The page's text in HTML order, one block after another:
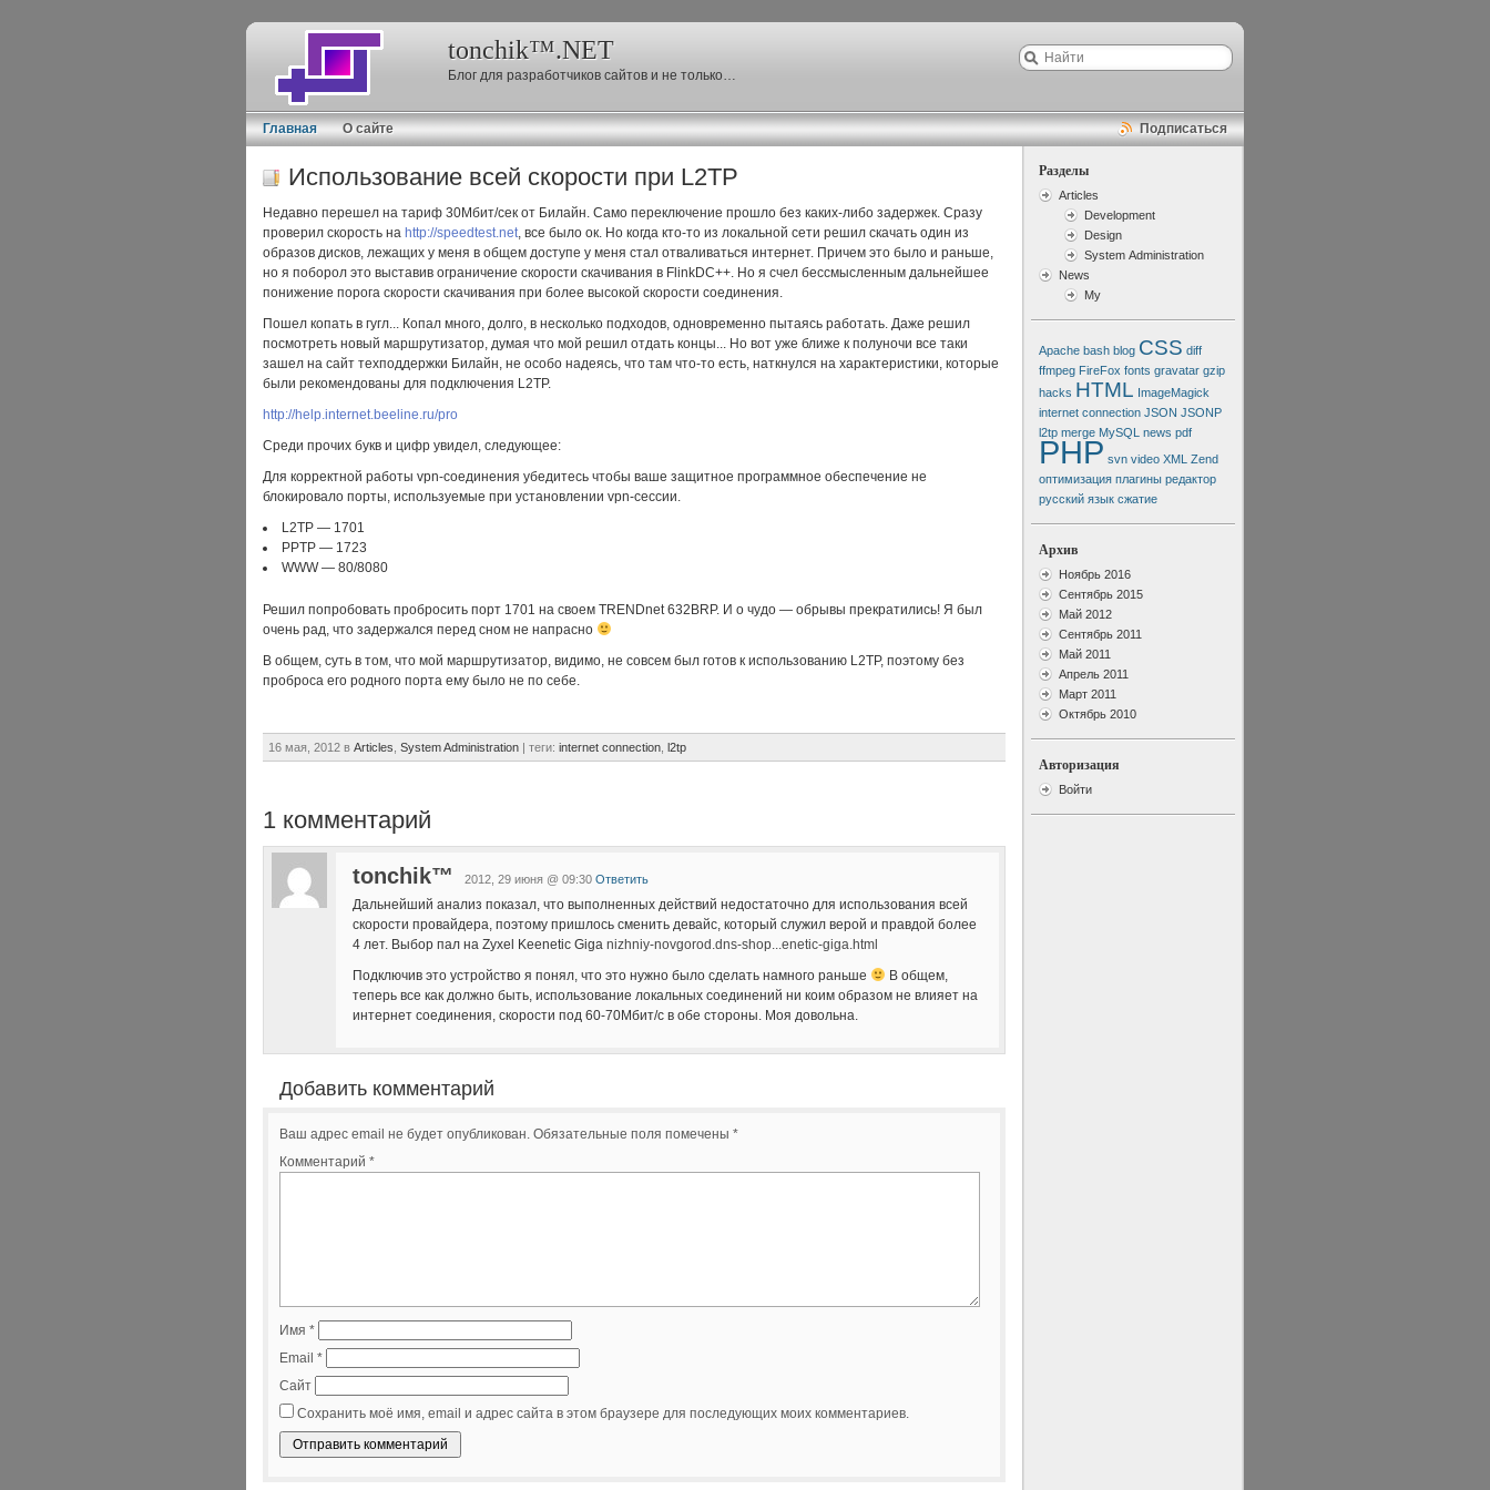
tonchik™.NET
Блог для разработчиков сайтов и не только…
Главная О сайте Подписаться
Использование всей скорости при L2TP
Недавно перешел на тариф 30Мбит/сек от Билайн. Само переключение прошло без каких-либо задержек. Сразу
проверил скорость на http://speedtest.net, все было ок. Но когда кто-то из локальной сети решил скачать один из
образов дисков, лежащих у меня в общем доступе у меня стал отваливаться интернет. Причем это было и раньше,
но я поборол это выставив ограничение скорости скачивания в FlinkDC++. Но я счел бессмысленным дальнейшее
понижение порога скорости скачивания при более высокой скорости соединения.
Пошел копать в гугл... Копал много, долго, в несколько подходов, одновременно пытаясь работать. Даже решил
посмотреть новый маршрутизатор, думая что мой решил отдать концы... Но вот уже ближе к полуночи все таки
зашел на сайт техподдержки Билайн, не особо надеясь, что там что-то есть, наткнулся на характеристики, которые
были рекомендованы для подключения L2TP.
http://help.internet.beeline.ru/pro
Среди прочих букв и цифр увидел, следующее:
Для корректной работы vpn-соединения убедитесь чтобы ваше защитное программное обеспечение не
блокировало порты, используемые при установлении vpn-сессии.
L2TP — 1701
PPTP — 1723
WWW — 80/8080
Решил попробовать пробросить порт 1701 на своем TRENDnet 632BRP. И о чудо — обрывы прекратились! Я был
очень рад, что задержался перед сном не напрасно
В общем, суть в том, что мой маршрутизатор, видимо, не совсем был готов к использованию L2TP, поэтому без
проброса его родного порта ему было не по себе.
16 мая, 2012 в Articles System Administration | теги: internet connection l2tp
1 комментарий
tonchik™ 2012, 29 июня @ 09:30 Ответить
Дальнейший анализ показал, что выполненных действий недостаточно для использования всей
скорости провайдера, поэтому пришлось сменить девайс, который служил верой и правдой более
4 лет. Выбор пал на Zyxel Keenetic Giga nizhniy-novgorod.dns-shop...enetic-giga.html
Подключив это устройство я понял, что это нужно было сделать намного раньше
В общем,
теперь все как должно быть, использование локальных соединений ни коим образом не влияет на
интернет соединения, скорости под 60-70Мбит/с в обе стороны. Моя довольна.
Добавить комментарий
Ваш адрес email не будет опубликован. Обязательные поля помечены *
Комментарий *
Имя *
Email *
Сайт
Сохранить моё имя, email и адрес сайта в этом браузере для последующих моих комментариев.
Разделы
Articles
Development
Design
System Administration
News
My
Apache bash blog CSS diff
ffmpeg FireFox fonts gravatar gzip
hacks HTML ImageMagick
internet connection JSON JSONP
l2tp merge MySQL news pdf
PHP svn video XML Zend
оптимизация плагины редактор
русский язык сжатие
Архив
Ноябрь 2016
Сентябрь 2015
Май 2012
Сентябрь 2011
Май 2011
Апрель 2011
Март 2011
Октябрь 2010
Авторизация
Войти